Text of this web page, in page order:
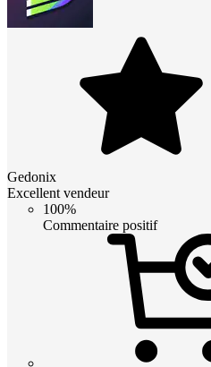
Gedonix
Excellent vendeur
100%
Commentaire positif